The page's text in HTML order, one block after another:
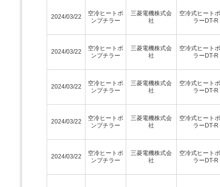
2024/03/22
空冷ヒートポ
ンプチラー
三菱電機株式会
社
空冷式ヒート
ラーDT-
2024/03/22
空冷ヒートポ
ンプチラー
三菱電機株式会
社
空冷式ヒート
ラーDT-
2024/03/22
空冷ヒートポ
ンプチラー
三菱電機株式会
社
空冷式ヒート
ラーDT-
2024/03/22
空冷ヒートポ
ンプチラー
三菱電機株式会
社
空冷式ヒート
ラーDT-
2024/03/22
空冷ヒートポ
ンプチラー
三菱電機株式会
社
空冷式ヒート
ラーDT-